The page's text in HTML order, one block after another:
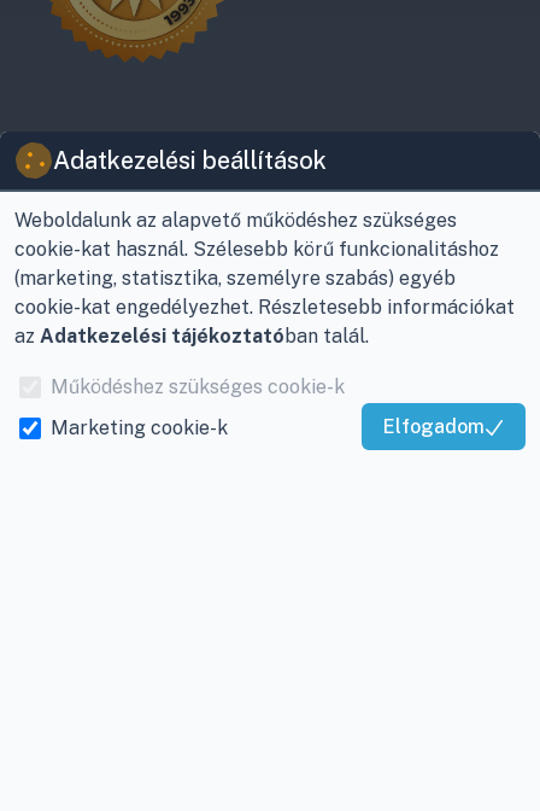
© Viky Kereskedelmi Kft | KlímaProfi 2026
8800 Nagykanizsa, Buda Ernő utca 21.
+36-30/220-2600
info@viky.hu
KlímaPláza B2B oldalunk
Kattintson a lenti gombokra és kövessen minket
Adatkezelési beállítások
Weboldalunk az alapvető működéshez szükséges
cookie-kat használ. Szélesebb körű funkcionalitáshoz
(marketing, statisztika, személyre szabás) egyéb
cookie-kat engedélyezhet. Részletesebb információkat
az Adatkezelési tájékoztatóban talál.
Működéshez szükséges cookie-k
Marketing cookie-k
Elfogadom